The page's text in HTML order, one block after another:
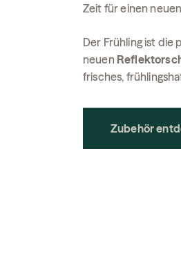
Zeit für einen
Der Frühling ist die
neuen
frisches,
Zubehör